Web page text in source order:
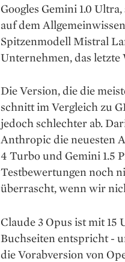
Googles Gemini 1.0
auf dem
Spitzenmodell Mistral
Unternehmen, das
Die Version, die die
schnitt im Vergleich zu
jedoch schlechter ab.
Anthropic die neuesten
4 Turbo und Gemini 1.5
Testbewertungen noch
überrascht, wenn wir
Claude 3 Opus ist mit
Buchseiten entspricht -
die Vorabversion von